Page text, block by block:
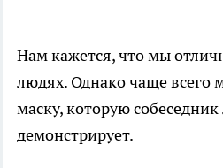
Нам кажется, что мы
людях. Однако чаще
маску, которую
демонстрирует.